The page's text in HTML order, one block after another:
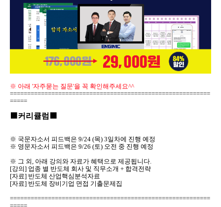
※ 아래 '자주묻는 질문'을 꼭 확인해주세요^^
==========================================================
=====
🟪커리큘럼🟪
※ 국문자소서 피드백은 9/24 (목) 3일차에 진행 예정
※ 영문자소서 피드백은 9/26 (토) 오전 중 진행 예정
※ 그 외, 아래 강의와 자료가 혜택으로 제공됩니다.
[강의] 업종 별 반도체 회사 및 직무소개 + 합격전략
[자료] 반도체 산업핵심분석자료
[자료] 반도체 장비기업 면접 기출문제집
==========================================================